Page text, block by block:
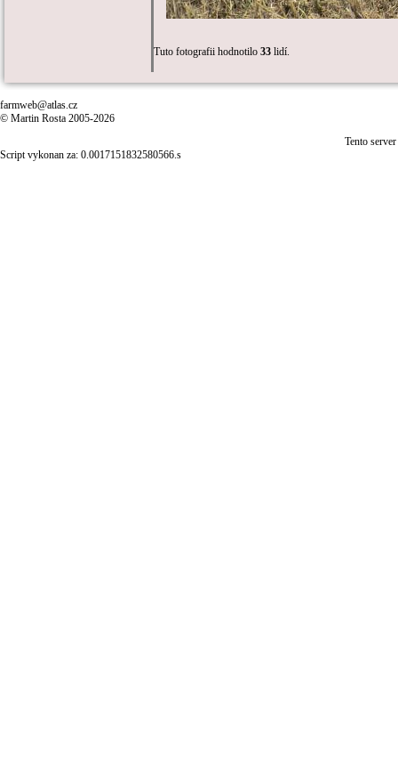
Tuto fotografii hodnotilo 33 lidí.
farmweb@atlas.cz
© Martin Rosta 2005-2026
Tento
Script vykonan za: 0.0017151832580566.s